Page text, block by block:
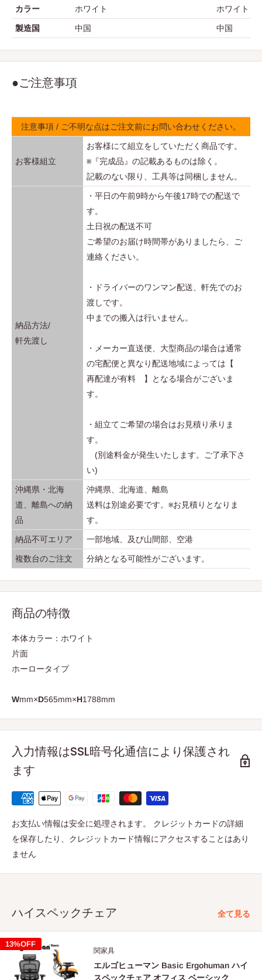
カラー ホワイト ホワイト
製造国 中国 中国
●ご注意事項
注意事項 / ご不明な点はご注文前にお問い合わせください。
お客様組立
お客様にて組立をしていただく商品です。
※『完成品』の記載あるものは除く。
記載のない限り、工具等は同梱しません。
納品方法/
軒先渡し
・平日の午前9時から午後17時での配送で
す。
土日祝の配送不可
ご希望のお届け時間帯がありましたら、ご
連絡ください。
・ドライバーのワンマン配送、軒先でのお
渡しです。
中までの搬入は行いません。
・メーカー直送便、大型商品の場合は通常
の宅配便と異なり配送地域によっては【
再配達が有料 】となる場合がございま
す。
・組立てご希望の場合はお見積り承りま
す。
(別途料金が発生いたします。ご了承下さ
い)
沖縄県・北海
道、離島への納
品
沖縄県、北海道、離島
送料は別途必要です。※お見積りとなりま
す。
納品不可エリア 一部地域、及び山間部、空港
複数台のご注文 分納となる可能性がございます。
商品の特徴
本体カラー：ホワイト
片面
ホーロータイプ
Wmm×D565mm×H1788mm
入力情報はSSL暗号化通信により保護され
ます
お支払い情報は安全に処理されます。 クレジットカードの詳細
を保存したり、クレジットカード情報にアクセスすることはあり
ません
ハイスペックチェア 全て見る
13%OFF
関家具
エルゴヒューマン Basic Ergohuman ハイ
スペックチェア オフィス ベーシック